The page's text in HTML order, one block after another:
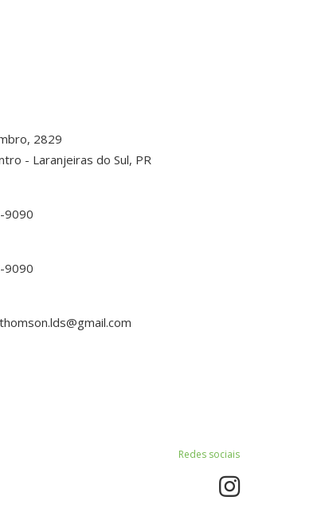
2829
- Laranjeiras do Sul, PR
9090
9090
Redes sociais